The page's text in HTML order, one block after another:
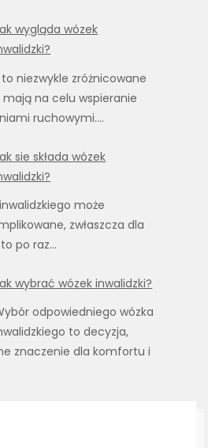
wygląda wózek
niezwykle zróżnicowane
na celu wspieranie
ruchowymi.…
sie składa wózek
może
zwłaszcza dla
po raz…
wybrać wózek inwalidzki?
odpowiedniego wózka
to decyzja,
znaczenie dla komfortu i